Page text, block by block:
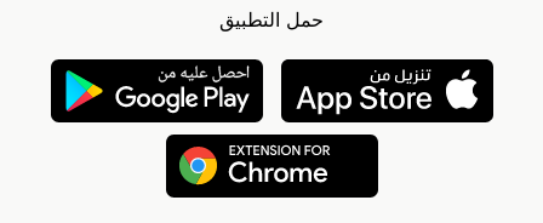
حمل التطبيق